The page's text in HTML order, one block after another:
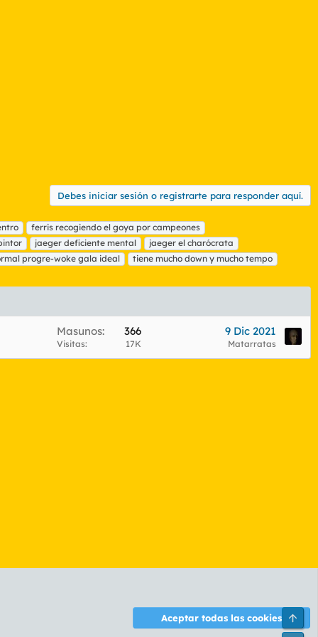
Debes iniciar sesión o registrarte para responder aquí.
ferris recogiendo el goya por campeones
jaeger deficiente mental
jaeger el charócrata
progre-woke gala ideal
tiene mucho down y mucho tempo
Masunos 366
Visitas 17K
9 Dic 2021
Matarratas
Aceptar todas las cookies